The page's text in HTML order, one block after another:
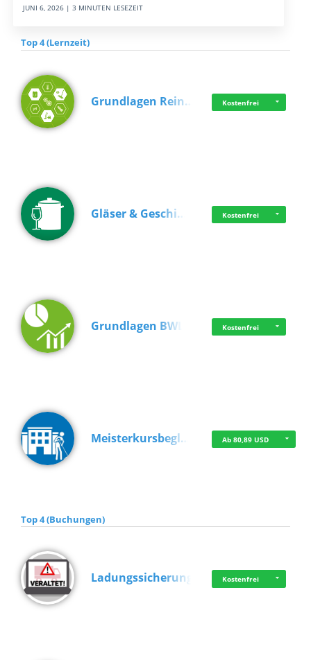
JUNI 6, 2026 | 3 MINUTEN LESEZEIT
Top 4 (Lernzeit)
Grundlagen Rein… Kostenfrei
Gläser & Geschi… Kostenfrei
Grundlagen BWL Kostenfrei
Meisterkursbegl… Ab 80,89 USD
Top 4 (Buchungen)
Ladungssicherung Kostenfrei